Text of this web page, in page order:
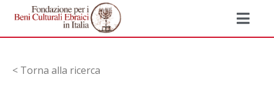
< Torna alla ricerca